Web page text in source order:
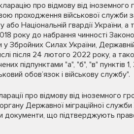
про відмову від
проходження військової служби
або Національній гвардії України,
року до набрання чинності
у Збройних Силах України,
після 24 лютого 2022 року, а
підпунктами "а", "б", "в" пунктів
обов’язок і військову службу".
про відмову від іноземного
Державної міграційної
документи, що підтверджують